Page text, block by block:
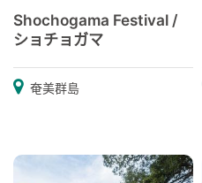
Shochogama Festival /
ショチョガマ
奄美群島